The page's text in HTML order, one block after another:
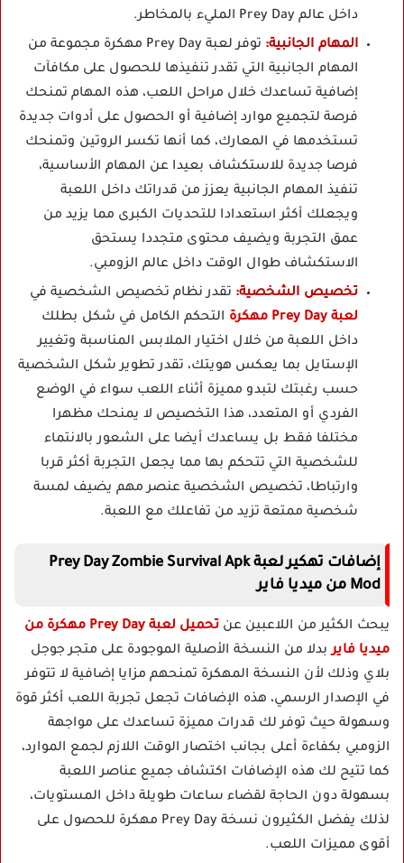
داخل عالم Prey Day المليء بالمخاطر.
المهام الجانبية:
توفر لعبة Prey Day مهكرة مجموعة من
المهام الجانبية التي تقدر تنفيذها للحصول على مكافآت
إضافية تساعدك خلال مراحل اللعب، هذه المهام تمنحك
فرصة لتجميع موارد إضافية أو الحصول على أدوات جديدة
تستخدمها في المعارك، كما أنها تكسر الروتين وتمنحك
فرصا جديدة للاستكشاف بعيدا عن المهام الأساسية،
تنفيذ المهام الجانبية يعزز من قدراتك داخل اللعبة
ويجعلك أكثر استعدادا للتحديات الكبرى مما يزيد من
عمق التجربة ويضيف محتوى متجددا يستحق
الاستكشاف طوال الوقت داخل عالم الزومبي.
تخصيص الشخصية: تقدر نظام تخصيص الشخصية في
لعبة Prey Day مهكرة
التحكم الكامل في شكل بطلك
داخل اللعبة من خلال اختيار الملابس المناسبة وتغيير
الإستايل بما يعكس هويتك، تقدر تطوير شكل الشخصية
حسب رغبتك لتبدو مميزة أثناء اللعب سواء في الوضع
الفردي أو المتعدد، هذا التخصيص لا يمنحك مظهرا
مختلفا فقط بل يساعدك أيضا على الشعور بالانتماء
للشخصية التي تتحكم بها مما يجعل التجربة أكثر قربا
وارتباطا، تخصيص الشخصية عنصر مهم يضيف لمسة
شخصية ممتعة تزيد من تفاعلك مع اللعبة.
إضافات تهكير لعبة Prey Day Zombie Survival Apk
Mod من ميديا فاير
يبحث الكثير من اللاعبين عن
تحميل لعبة Prey Day مهكرة من
ميديا فايربدلا من النسخة الأصلية الموجودة على متجر جوجل
بلاي وذلك لأن النسخة المهكرة تمنحهم مزايا إضافية لا تتوفر
في الإصدار الرسمي، هذه الإضافات تجعل تجربة اللعب أكثر قوة
وسهولة حيث توفر لك قدرات مميزة تساعدك على مواجهة
الزومبي بكفاءة أعلى بجانب اختصار الوقت اللازم لجمع الموارد،
كما تتيح لك هذه الإضافات اكتشاف جميع عناصر اللعبة
بسهولة دون الحاجة لقضاء ساعات طويلة داخل المستويات،
لذلك يفضل الكثيرون نسخة Prey Day مهكرة للحصول على
أقوى مميزات اللعب.